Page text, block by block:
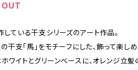
している干支シリーズのアート作品。
干支「馬」をモチーフにした、飾って楽しめ
ホワイトとグリーンベースに、オレンジ立